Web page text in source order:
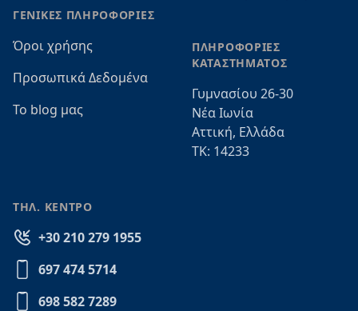
ΓΕΝΙΚΕΣ ΠΛΗΡΟΦΟΡΙΕΣ
Όροι χρήσης
Προσωπικά Δεδομένα
Το blog μας
ΠΛΗΡΟΦΟΡΙΕΣ
ΚΑΤΑΣΤΗΜΑΤΟΣ
Γυμνασίου 26-30
Νέα Ιωνία
Αττική, Ελλάδα
ΤΚ: 14233
ΤΗΛ. ΚΕΝΤΡΟ
+30 210 279 1955
697 474 5714
698 582 7289